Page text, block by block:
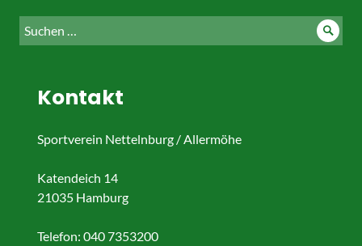
Suche
nach:
Kontakt
Sportverein Nettelnburg / Allermöhe
Katendeich 14
21035 Hamburg
Telefon: 040 7353200